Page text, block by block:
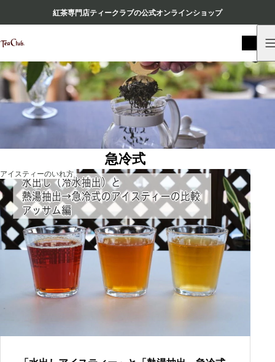
紅茶専門店ティークラブの公式オンラインショップ
急冷式
アイスティーのいれ方